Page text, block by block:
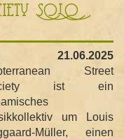
h
a
l
e
n
SOLO
21.06.2025
Street
ist ein
um Louis
Müller, einen